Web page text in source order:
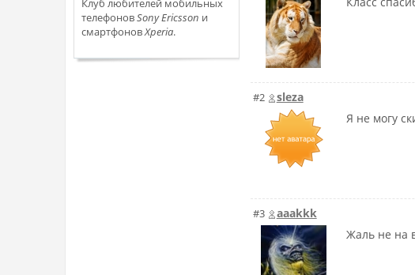
#2
sleza
Я не могу
#3
aaakkk
Жаль не на
Клуб любителей мобильных
телефоновSony Ericsson и
смартфоновXperia.